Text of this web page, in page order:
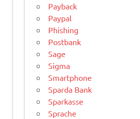
Payback
Paypal
Phishing
Postbank
Sage
Sigma
Smartphone
Sparda Bank
Sparkasse
Sprache